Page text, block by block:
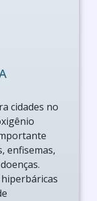
cidades no
enfisemas,